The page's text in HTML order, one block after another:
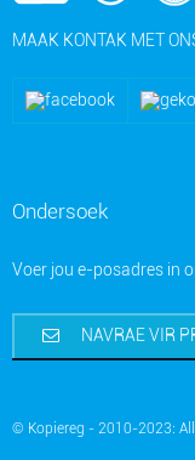
MAAK KONTAK MET
Ondersoek
Voer jou e-posadres in
NAVRAE VIR
© Kopiereg - 2010-2023: